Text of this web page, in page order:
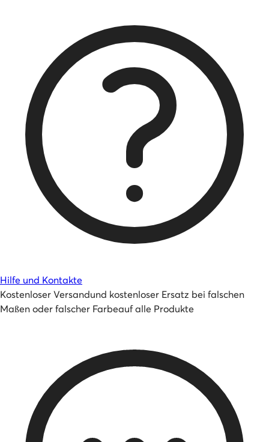
Hilfe und Kontakte
Kostenloser Versandund kostenloser Ersatz bei falschen
Maßen oder falscher Farbeauf alle Produkte